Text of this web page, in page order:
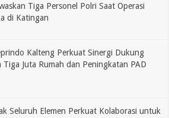
Tiga Personel Polri Saat Operasi
di Katingan
Kalteng Perkuat Sinergi Dukung
Tiga Juta Rumah dan Peningkatan PAD
Seluruh Elemen Perkuat Kolaborasi untuk